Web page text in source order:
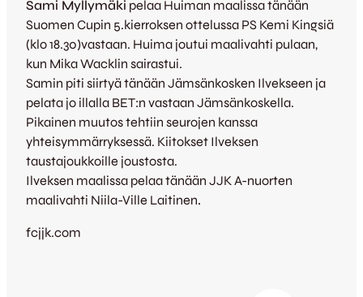
Sami Myllymäki pelaa Huiman maalissa tänään
Suomen Cupin 5.kierroksen ottelussa PS Kemi Kingsiä
(klo 18.30)vastaan. Huima joutui maalivahti pulaan,
kun Mika Wacklin sairastui.
Samin piti siirtyä tänään Jämsänkosken Ilvekseen ja
pelata jo illalla BET:n vastaan Jämsänkoskella.
Pikainen muutos tehtiin seurojen kanssa
yhteisymmärryksessä. Kiitokset Ilveksen
taustajoukkoille joustosta.
Ilveksen maalissa pelaa tänään JJK A-nuorten
maalivahti Niila-Ville Laitinen.
fcjjk.com